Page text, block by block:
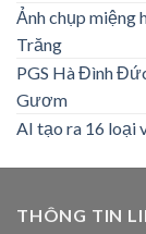
Ảnh chụp miệng
Trăng
PGS Hà Đình
Gươm
AI tạo ra 16 loại
THÔNG TIN